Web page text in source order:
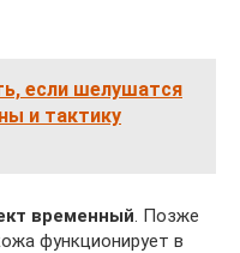
если шелушатся
и тактику
временный. Позже
функционирует в